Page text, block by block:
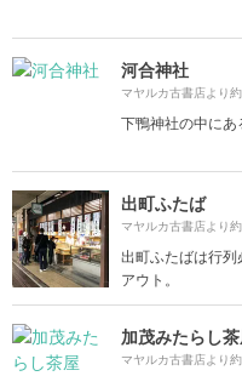
河合神社
マヤルカ古書店より約
下鴨神社の中に
出町ふたば
マヤルカ古書店より約
出町ふたばは行
アウト。
加茂みたらし
マヤルカ古書店より約